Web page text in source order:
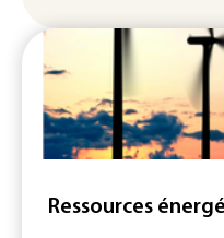
Ressources